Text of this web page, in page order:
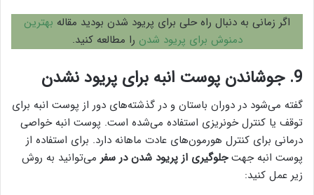
اگر زمانی به دنبال راه حلی برای پریود شدن بودید مقاله بهترین
دمنوش برای پریود شدن را مطالعه کنید.
9. جوشاندن پوست انبه برای پریود نشدن
گفته می‌شود در دوران باستان و در گذشته‌های دور از پوست انبه برای
توقف یا کنترل خونریزی استفاده می‌شده است. پوست انبه خواصی
درمانی برای کنترل هورمون‌های عادت ماهانه دارد. برای استفاده از
پوست انبه جهتجلوگیری از پریود شدن در سفر می‌توانید به روش
زیر عمل کنید: